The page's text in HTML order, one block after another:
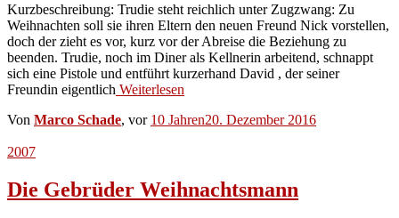
Kurzbeschreibung: Trudie steht reichlich unter Zugzwang: Zu
Weihnachten soll sie ihren Eltern den neuen Freund Nick vorstellen,
doch der zieht es vor, kurz vor der Abreise die Beziehung zu
beenden. Trudie, noch im Diner als Kellnerin arbeitend, schnappt
sich eine Pistole und entführt kurzerhand David , der seiner
Freundin eigentlich Weiterlesen
Von Marco Schade, vor 10 Jahren20. Dezember 2016
2007
Die Gebrüder Weihnachtsmann